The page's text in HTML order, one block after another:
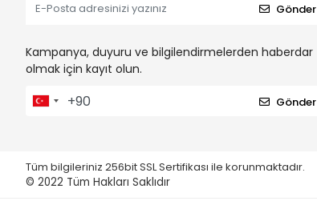
Gönder
Kampanya, duyuru ve bilgilendirmelerden haberdar
olmak için kayıt olun.
Gönder
Tüm bilgileriniz 256bit SSL Sertifikası ile korunmaktadır.
© 2022 Tüm Hakları Saklıdır